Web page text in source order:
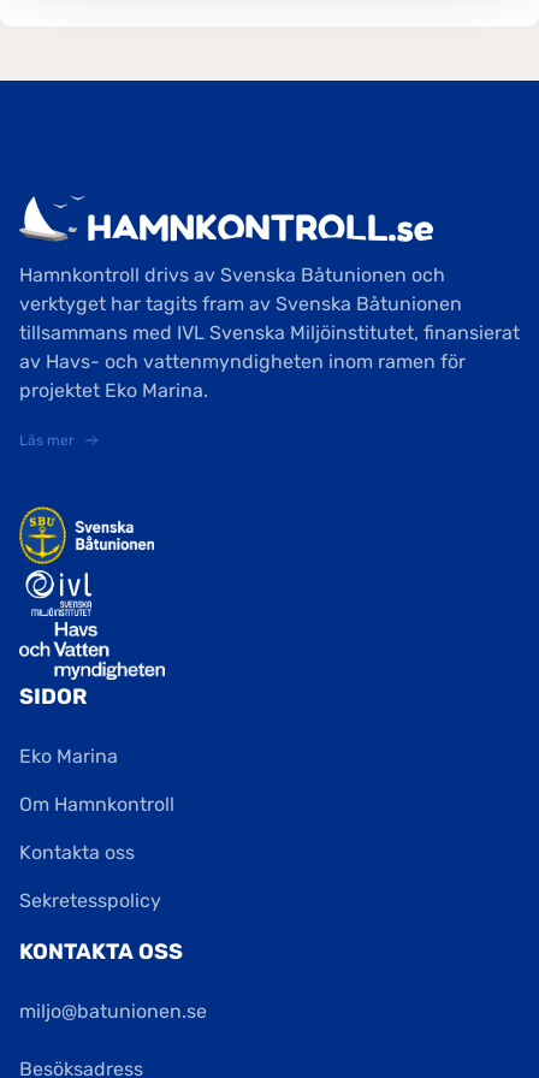
Hamnkontroll drivs av Svenska Båtunionen och
verktyget har tagits fram av Svenska Båtunionen
tillsammans med IVL Svenska Miljöinstitutet, finansierat
av Havs- och vattenmyndigheten inom ramen för
projektet Eko Marina.
Läs mer
SIDOR
Eko Marina
Om Hamnkontroll
Kontakta oss
Sekretesspolicy
KONTAKTA OSS
miljo@batunionen.se
Besöksadress